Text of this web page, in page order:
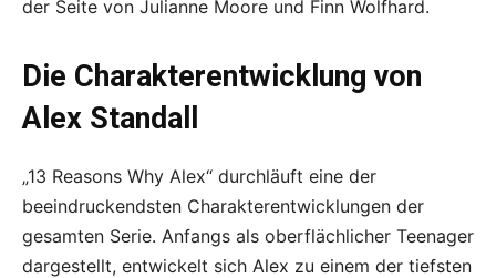
der Seite von Julianne Moore und Finn Wolfhard.
Die Charakterentwicklung von
Alex Standall
„13 Reasons Why Alex“ durchläuft eine der
beeindruckendsten Charakterentwicklungen der
gesamten Serie. Anfangs als oberflächlicher Teenager
dargestellt, entwickelt sich Alex zu einem der tiefsten